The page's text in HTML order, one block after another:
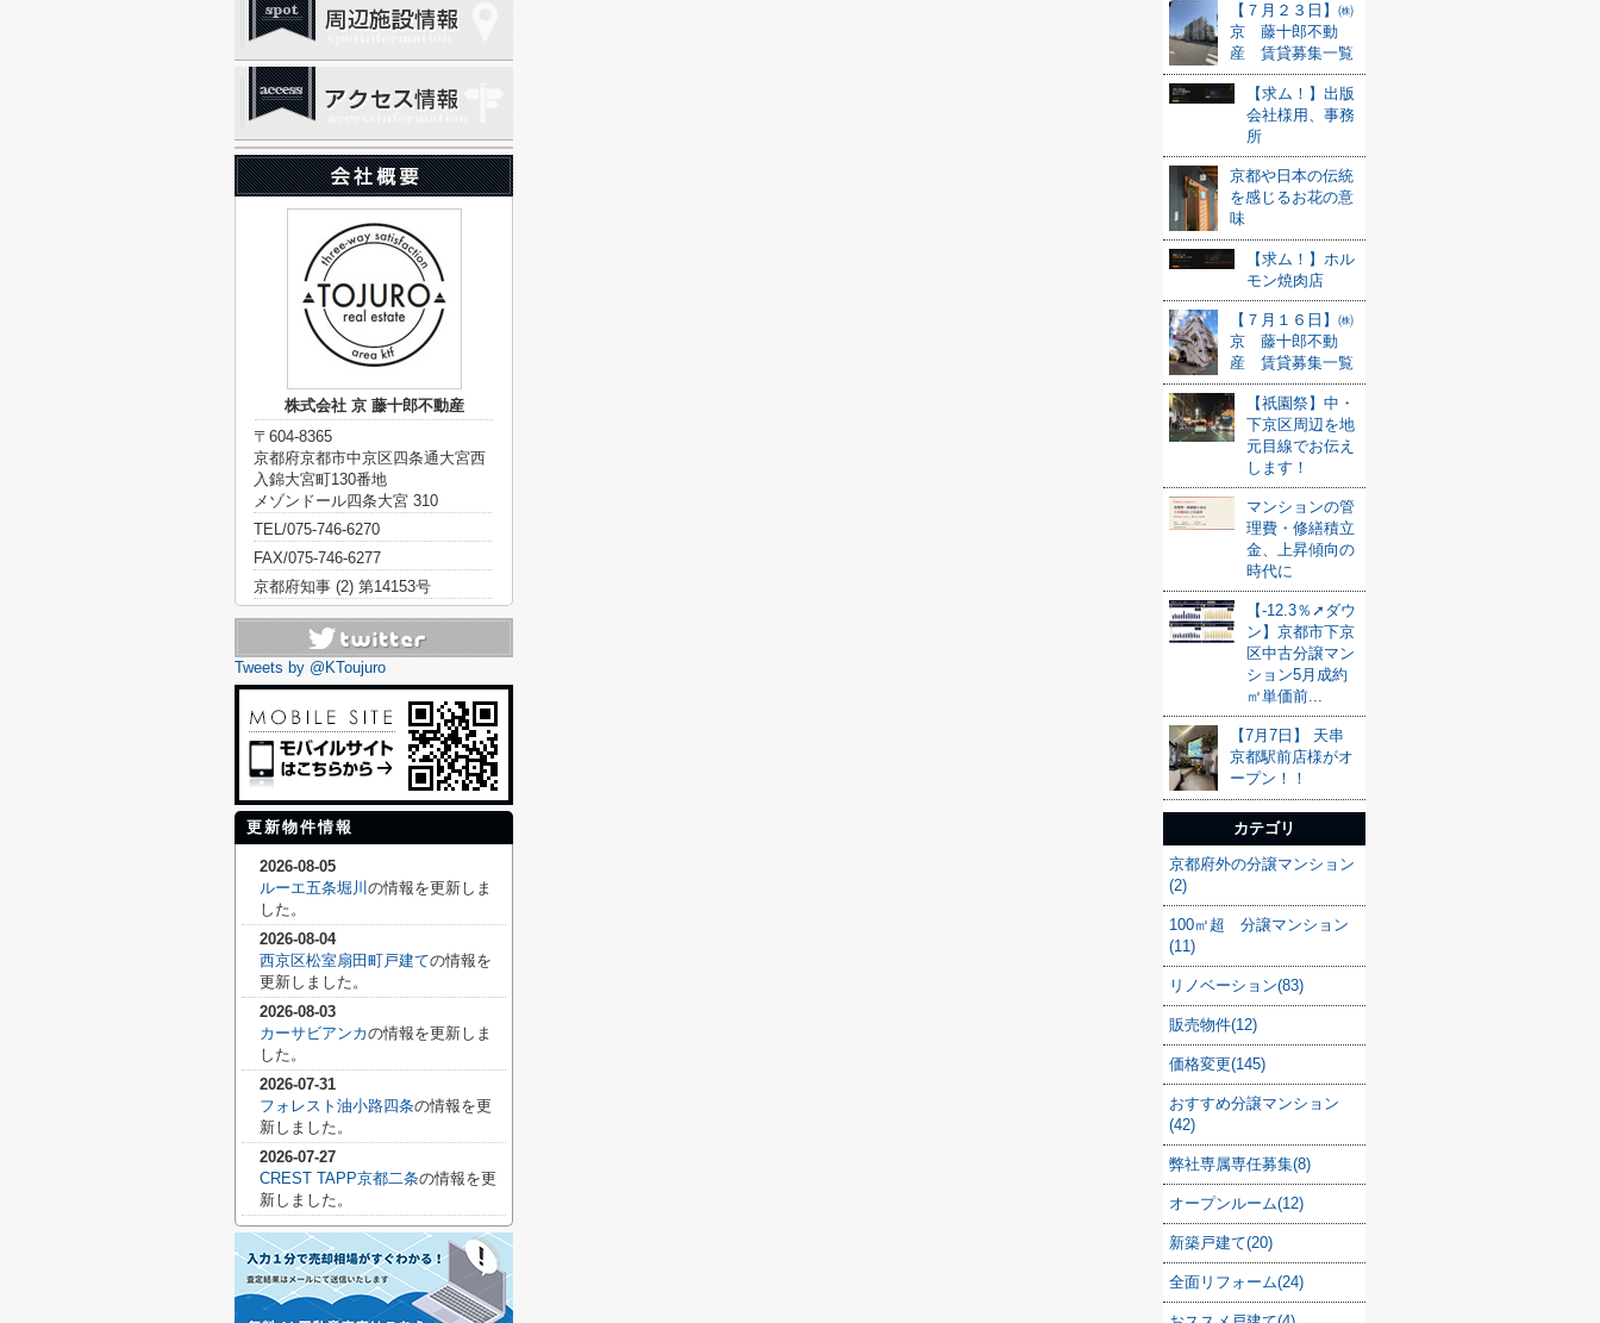
【７月２３日】㈱
京 藤十郎不動
産 賃貸募集一覧
【求ム！】出版
会社様用、事務
所
京都や日本の伝統
を感じるお花の意
味
【求ム！】ホル
モン焼肉店
【７月１６日】㈱
京 藤十郎不動
産 賃貸募集一覧
【祇園祭】中・
下京区周辺を地
元目線でお伝え
します！
マンションの管
理費・修繕積立
金、上昇傾向の
時代に
【-12.3％➚ダウ
ン】京都市下京
区中古分譲マン
ション5月成約
㎡単価前...
【7月7日】 天串
京都駅前店様がオ
ープン！！
カテゴリ
京都府外の分譲マンション
(2)
100㎡超 分譲マンション
(11)
リノベーション(83)
販売物件(12)
価格変更(145)
おすすめ分譲マンション
(42)
弊社専属専任募集(8)
オープンルーム(12)
新築戸建て(20)
全面リフォーム(24)
株式会社 京 藤十郎不動産
〒604-8365
京都府京都市中京区四条通大宮西
入錦大宮町130番地
メゾンドール四条大宮 310
TEL/075-746-6270
FAX/075-746-6277
京都府知事 (2) 第14153号
Tweets by @KToujuro
更新物件情報
2026-08-05
ルーエ五条堀川 の情報を更新しま
した。
2026-08-04
西京区松室扇田町戸建ての情報を
更新しました。
2026-08-03
カーサビアンカの情報を更新しま
した。
2026-07-31
フォレスト油小路四条の情報を更
新しました。
2026-07-27
CREST TAPP京都二条の情報を更
新しました。